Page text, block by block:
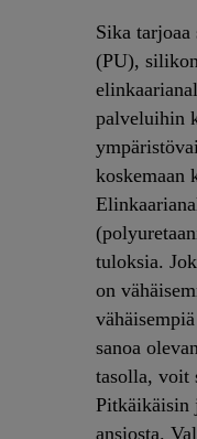
Sika
(PU),
palveluihin
koskemaan
tuloksia.
on
sanoa
tasolla, voit
Pitkäikäisin
ansiosta.